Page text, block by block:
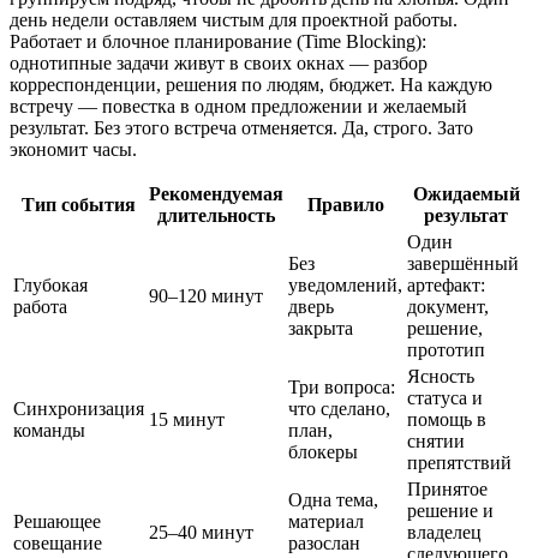
день недели оставляем чистым для проектной работы.
Работает и блочное планирование (Time Blocking):
однотипные задачи живут в своих окнах — разбор
корреспонденции, решения по людям, бюджет. На каждую
встречу — повестка в одном предложении и желаемый
результат. Без этого встреча отменяется. Да, строго. Зато
экономит часы.
Тип события
Рекомендуемая
длительность
Правило
Ожидаемый
результат
Глубокая
работа
90–120 минут
Без
уведомлений,
дверь
закрыта
Один
завершённый
артефакт:
документ,
решение,
прототип
Синхронизация
команды
15 минут
Три вопроса:
что сделано,
план,
блокеры
Ясность
статуса и
помощь в
снятии
препятствий
Решающее
совещание
25–40 минут
Одна тема,
материал
разослан
Принятое
решение и
владелец